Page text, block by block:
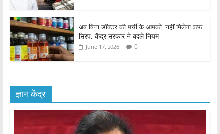
अब बिना डॉक्टर की पर्ची के आपको नहीं मिलेगा कफ
सिरप, केंद्र सरकार ने बदले नियम
June 17, 2026 0
ज्ञान केंद्र